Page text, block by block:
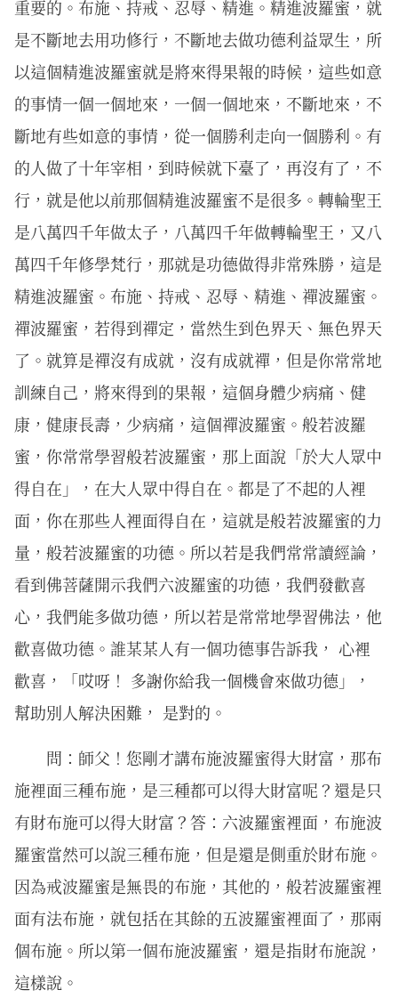
重要的。布施、持戒、忍辱、精進。精進波羅蜜，就
是不斷地去用功修行，不斷地去做功德利益眾生，所
以這個精進波羅蜜就是將來得果報的時候，這些如意
的事情一個一個地來，一個一個地來，不斷地來，不
斷地有些如意的事情，從一個勝利走向一個勝利。有
的人做了十年宰相，到時候就下臺了，再沒有了，不
行，就是他以前那個精進波羅蜜不是很多。轉輪聖王
是八萬四千年做太子，八萬四千年做轉輪聖王，又八
萬四千年修學梵行，那就是功德做得非常殊勝，這是
精進波羅蜜。布施、持戒、忍辱、精進、禪波羅蜜。
禪波羅蜜，若得到禪定，當然生到色界天、無色界天
了。就算是禪沒有成就，沒有成就禪，但是你常常地
訓練自己，將來得到的果報，這個身體少病痛、健
康，健康長壽，少病痛，這個禪波羅蜜。般若波羅
蜜，你常常學習般若波羅蜜，那上面說「於大人眾中
得自在」，在大人眾中得自在。都是了不起的人裡
面，你在那些人裡面得自在，這就是般若波羅蜜的力
量，般若波羅蜜的功德。所以若是我們常常讀經論，
看到佛菩薩開示我們六波羅蜜的功德，我們發歡喜
心，我們能多做功德，所以若是常常地學習佛法，他
歡喜做功德。誰某某人有一個功德事告訴我， 心裡
歡喜，「哎呀！ 多謝你給我一個機會來做功德」，
幫助別人解決困難， 是對的。
問：師父！您剛才講布施波羅蜜得大財富，那布
施裡面三種布施，是三種都可以得大財富呢？還是只
有財布施可以得大財富？答：六波羅蜜裡面，布施波
羅蜜當然可以說三種布施，但是還是側重於財布施。
因為戒波羅蜜是無畏的布施，其他的，般若波羅蜜裡
面有法布施，就包括在其餘的五波羅蜜裡面了，那兩
個布施。所以第一個布施波羅蜜，還是指財布施說，
這樣說。